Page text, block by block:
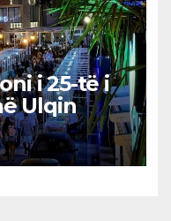
i 25-të i
Ulqin